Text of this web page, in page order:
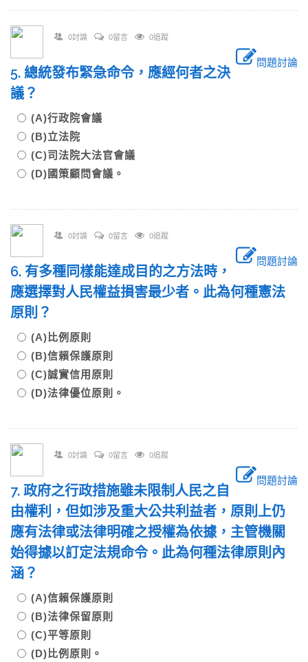
0討論 0留言 0追蹤
問題討論
5. 總統發布緊急命令，應經何者之決
議？
(A)行政院會議
(B)立法院
(C)司法院大法官會議
(D)國策顧問會議。
0討論 0留言 0追蹤
問題討論
6. 有多種同樣能達成目的之方法時，
應選擇對人民權益損害最少者。此為何種憲法
原則？
(A)比例原則
(B)信賴保護原則
(C)誠實信用原則
(D)法律優位原則。
0討論 0留言 0追蹤
問題討論
7. 政府之行政措施雖未限制人民之自
由權利，但如涉及重大公共利益者，原則上仍
應有法律或法律明確之授權為依據，主管機關
始得據以訂定法規命令。此為何種法律原則內
涵？
(A)信賴保護原則
(B)法律保留原則
(C)平等原則
(D)比例原則。